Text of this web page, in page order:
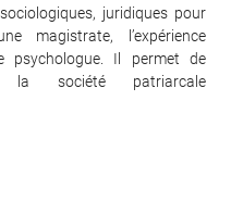
juridiques pour
magistrate, l’expérience
psychologue. Il permet de
société patriarcale